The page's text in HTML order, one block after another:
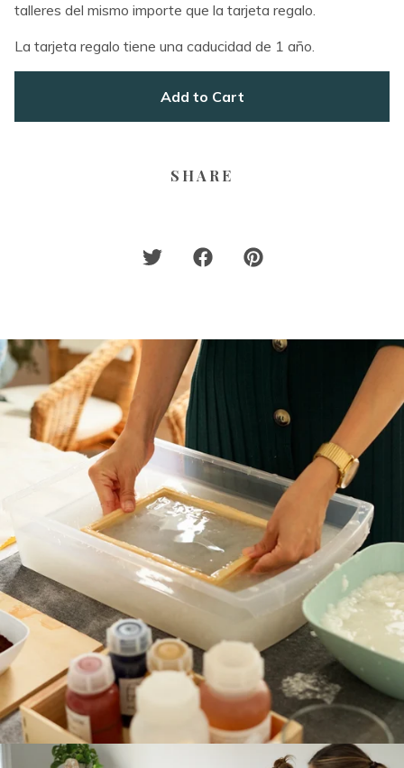
talleres del mismo importe que la tarjeta regalo.
La tarjeta regalo tiene una caducidad de 1 año.
Add to Cart
SHARE